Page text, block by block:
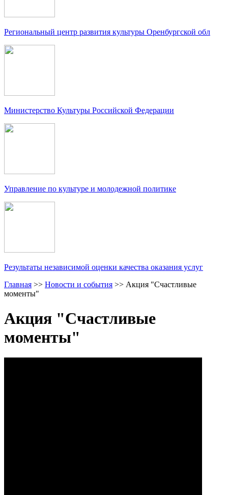
Региональный центр развития культуры Оренбургской обл
Министерство Культуры Российской Федерации
Управление по культуре и молодежной политике
Результаты независимой оценки качества оказания услуг
Главная >> Новости и события >> Акция "Счастливые
моменты"
Акция "Счастливые
моменты"